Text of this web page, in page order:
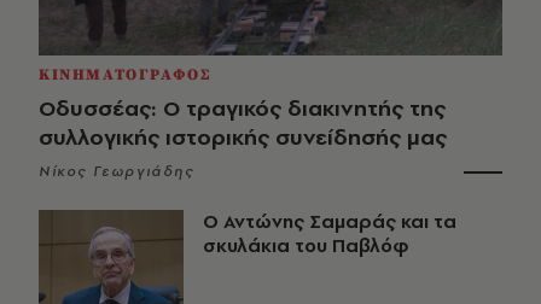
ΚΙΝΗΜΑΤΟΓΡΑΦΟΣ
Οδυσσέας: Ο τραγικός διακινητής της
συλλογικής ιστορικής συνείδησής μας
Νίκος Γεωργιάδης
Ο Αντώνης Σαμαράς και τα
σκυλάκια του Παβλόφ